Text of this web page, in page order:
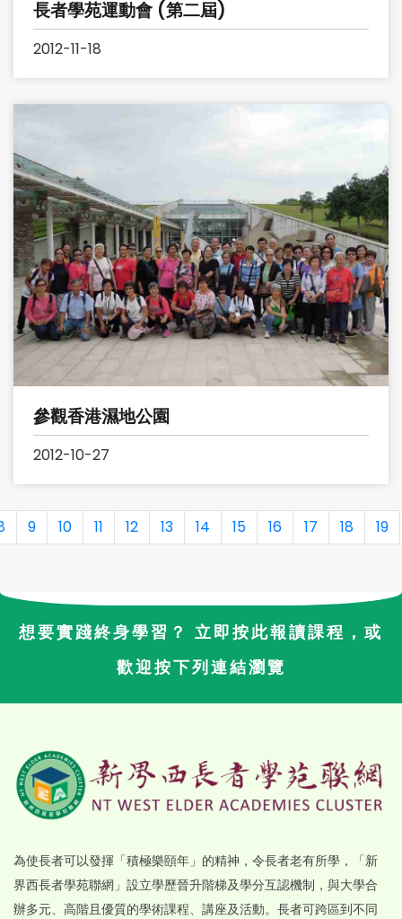
長者學苑運動會 (第二屆)
2012-11-18
參觀香港濕地公園
2012-10-27
9 10 11 12 13 14 15 16 17 18 19
想要實踐終身學習？ 立即按此報讀課程，或
歡迎按下列連結瀏覽
為使長者可以發揮「積極樂頤年」的精神，令長者老有所學，「新
界西長者學苑聯網」設立學歷晉升階梯及學分互認機制，與大學合
辦多元、高階且優質的學術課程、講座及活動。長者可跨區到不同